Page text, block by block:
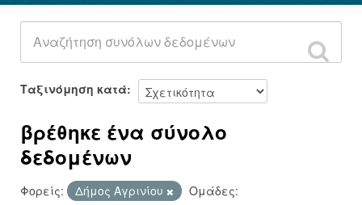
Φορείς
Ομάδες
Σχετικά
Ταξινόμηση κατά
βρέθηκε ένα σύνολο
δεδομένων
Φορείς: Δήμος Αγρινίου
Ομάδες: